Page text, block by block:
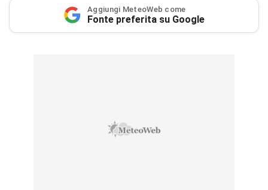
Aggiungi MeteoWeb come
Fonte preferita su Google